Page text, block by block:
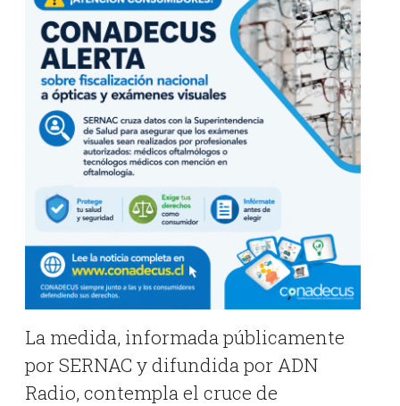
La medida, informada públicamente
por SERNAC y difundida porADN
Radio, contempla el cruce de